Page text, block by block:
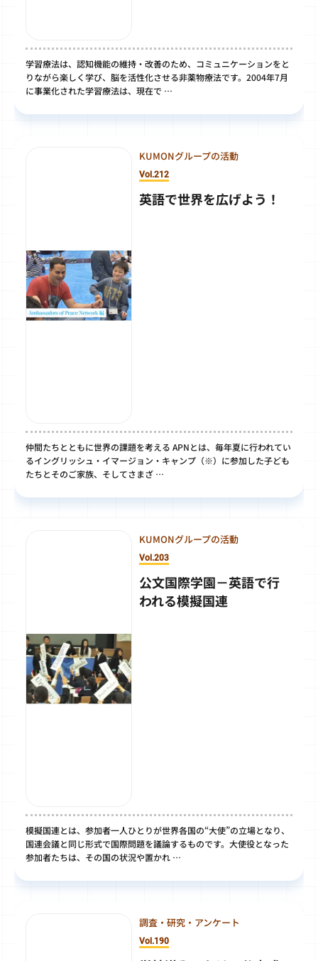
学習療法は、認知機能の維持・改善のため、コミュニケーションをと
りながら楽しく学び、脳を活性化させる非薬物療法です。2004年7月
に事業化された学習療法は、現在で …
KUMONグループの活動
Vol.212
英語で世界を広げよう！
仲間たちとともに世界の課題を考える APNとは、毎年夏に行われてい
るイングリッシュ・イマージョン・キャンプ（※）に参加した子ども
たちとそのご家族、そしてさまざ …
KUMONグループの活動
Vol.203
公文国際学園－英語で行
われる模擬国連
模擬国連とは、参加者一人ひとりが世界各国の“大使”の立場となり、
国連会議と同じ形式で国際問題を議論するものです。大使役となった
参加者たちは、その国の状況や置かれ …
調査・研究・アンケート
Vol.190